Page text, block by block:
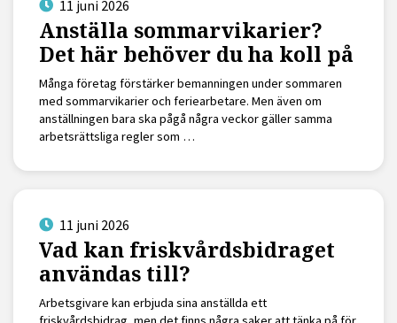
11 juni 2026
Anställa sommarvikarier?
Det här behöver du ha koll på
Många företag förstärker bemanningen under sommaren
med sommarvikarier och feriearbetare. Men även om
anställningen bara ska pågå några veckor gäller samma
arbetsrättsliga regler som …
11 juni 2026
Vad kan friskvårdsbidraget
användas till?
Arbetsgivare kan erbjuda sina anställda ett